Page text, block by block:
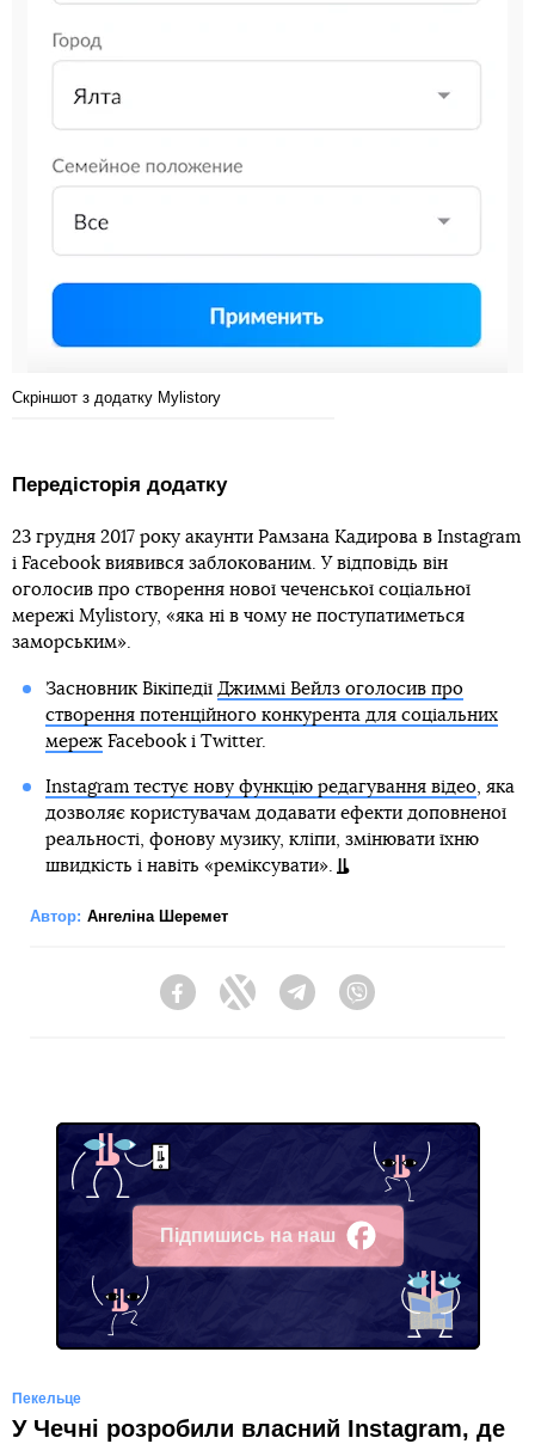
Скріншот з додатку Mylistory
Передісторія додатку
23 грудня 2017 року акаунти Рамзана Кадирова в Instagram
і Facebook виявився заблокованим. У відповідь він
оголосив про створення нової чеченської соціальної
мережі Mylistory, «яка ні в чому не поступатиметься
заморським».
Засновник Вікіпедії Джиммі Вейлз оголосив про
створення потенційного конкурента для соціальних
мережFacebook і Twitter.
Instagram тестує нову функцію редагування відео, яка
дозволяє користувачам додавати ефекти доповненої
реальності, фонову музику, кліпи, змінювати їхню
швидкість і навіть «реміксувати».
Автор: Ангеліна Шеремет
FacebookTwitter Telegram
Підпишись на наш
Facebook
Пекельце
У Чечні розробили власний Instagram, де